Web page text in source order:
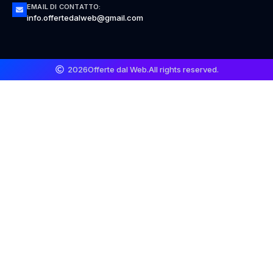
EMAIL DI CONTATTO:
info.offertedalweb@gmail.com
2026Offerte dal Web.All rights reserved.